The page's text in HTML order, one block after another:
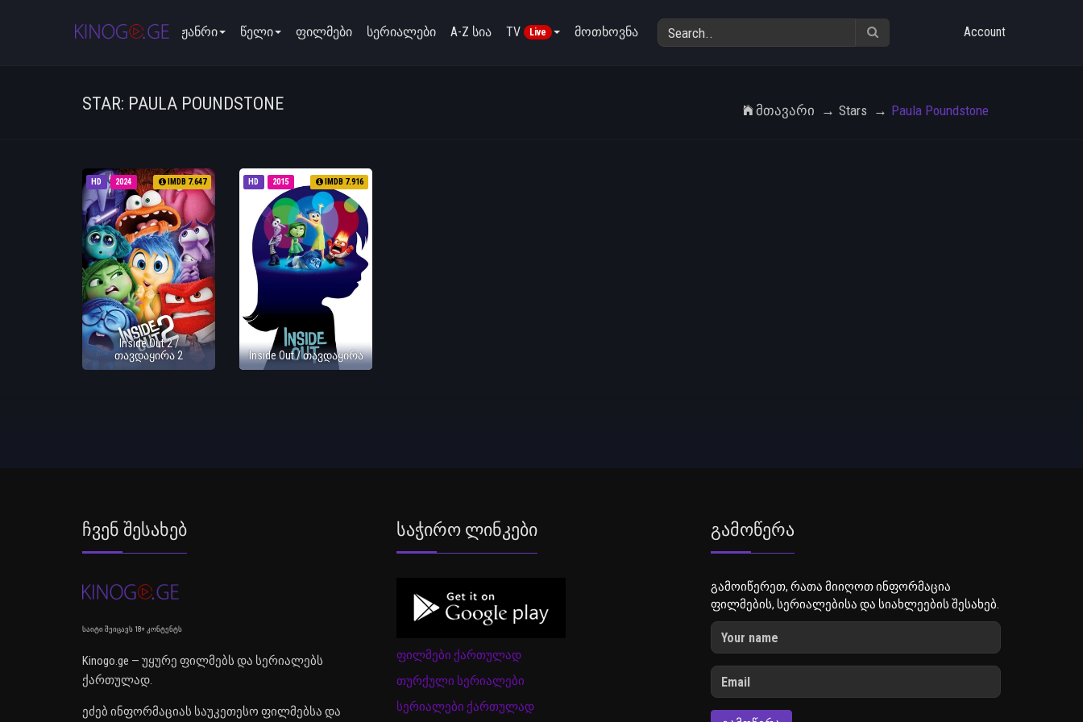
ჟანრი წელი ფილმები სერიალები A-Z სია TV Live მოთხოვნა Account
STAR: PAULA POUNDSTONE Მთავარი Stars Paula Poundstone
HD 2024 IMDB 7.647
Inside Out 2 /
თავდაყირა 2
HD 2015 IMDB 7.916
Inside Out / თავდაყირა
Ჩვენ Შესახებ
საიტი შეიცავს 18+ კონტენტს
Kinogo.ge — უყურე ფილმებს და სერიალებს
ქართულად.
ეძებ ინფორმაციას საუკეთესო ფილმებსა და
Საჭირო Ლინკები
ფილმები ქართულად
თურქული სერიალები
სერიალები ქართულად
Გამოწერა
გამოიწერეთ, რათა მიიღოთ ინფორმაცია
ფილმების, სერიალებისა და სიახლეების შესახებ.